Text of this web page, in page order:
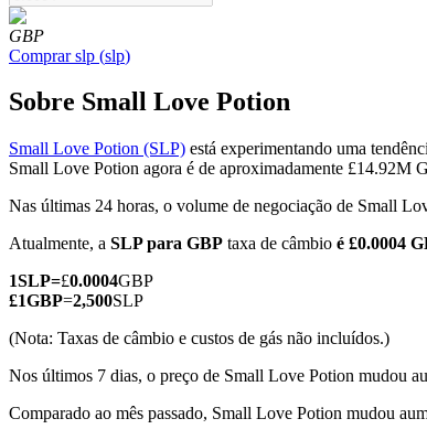
Futuros COIN-M
Futuros de criptomoeda
GBP
Comprar slp (slp)
Sobre Small Love Potion
Small Love Potion (SLP) está experimentando uma
Small Love Potion agora é de aproximadamente £14.92M
Nas últimas 24 horas, o volume de negociação de Small
Atualmente, a SLP para GBP taxa de câmbio é £0.0004
1SLP=£0.0004GBP
£1GBP=2,500SLP
(Nota: Taxas de câmbio e custos de gás não incluídos.)
Nos últimos 7 dias, o preço de Small Love Potion mudou
Comparado ao mês passado, Small Love Potion mudou